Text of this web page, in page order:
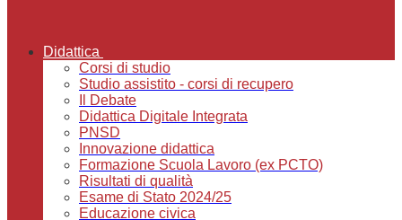
Didattica
Corsi di studio
Studio assistito - corsi di recupero
Il Debate
Didattica Digitale Integrata
PNSD
Innovazione didattica
Formazione Scuola Lavoro (ex PCTO)
Risultati di qualità
Esame di Stato 2024/25
Educazione civica